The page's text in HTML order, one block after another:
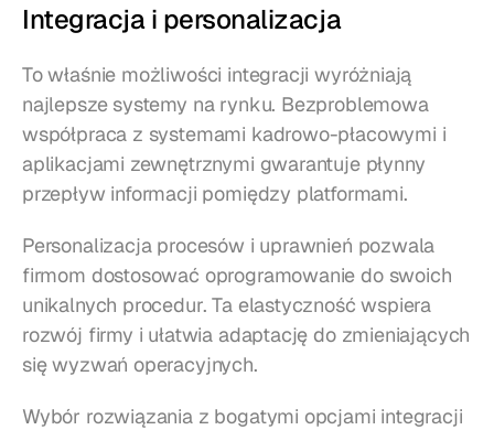
Integracja i personalizacja
To właśnie możliwości integracji wyróżniają
najlepsze systemy na rynku. Bezproblemowa
współpraca z systemami kadrowo-płacowymi i
aplikacjami zewnętrznymi gwarantuje płynny
przepływ informacji pomiędzy platformami.
Personalizacja procesów i uprawnień pozwala
firmom dostosować oprogramowanie do swoich
unikalnych procedur. Ta elastyczność wspiera
rozwój firmy i ułatwia adaptację do zmieniających
się wyzwań operacyjnych.
Wybór rozwiązania z bogatymi opcjami integracji